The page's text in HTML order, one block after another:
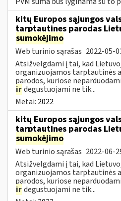
kitų Europos sąjungos
tarptautines parodas
sumokėjimo
Web turinio sąrašas 2022-05-
Atsižvelgdami į tai, kad
organizuojamos tarptautinės
parodos, kuriose
irdegustuojami ne tik...
Metai: 2022
kitų Europos sąjungos
tarptautines parodas
sumokėjimo
Web turinio sąrašas 2022-06-
Atsižvelgdami į tai, kad
organizuojamos tarptautinės
parodos, kuriose
irdegustuojami ne tik...